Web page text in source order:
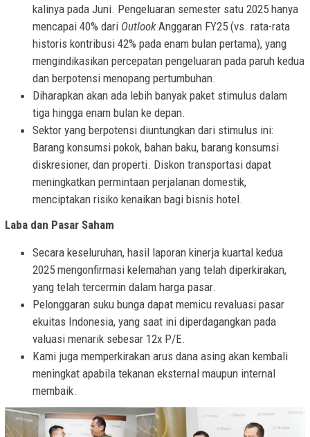
kalinya pada Juni. Pengeluaran semester satu 2025 hanya
mencapai 40% dari OutlookAnggaran FY25 (vs. rata-rata
historis kontribusi 42% pada enam bulan pertama), yang
mengindikasikan percepatan pengeluaran pada paruh kedua
dan berpotensi menopang pertumbuhan.
Diharapkan akan ada lebih banyak paket stimulus dalam
tiga hingga enam bulan ke depan.
Sektor yang berpotensi diuntungkan dari stimulus ini:
Barang konsumsi pokok, bahan baku, barang konsumsi
diskresioner, dan properti. Diskon transportasi dapat
meningkatkan permintaan perjalanan domestik,
menciptakan risiko kenaikan bagi bisnis hotel.
Laba dan Pasar Saham
Secara keseluruhan, hasil laporan kinerja kuartal kedua
2025 mengonfirmasi kelemahan yang telah diperkirakan,
yang telah tercermin dalam harga pasar.
Pelonggaran suku bunga dapat memicu revaluasi pasar
ekuitas Indonesia, yang saat ini diperdagangkan pada
valuasi menarik sebesar 12x P/E.
Kami juga memperkirakan arus dana asing akan kembali
meningkat apabila tekanan eksternal maupun internal
membaik.